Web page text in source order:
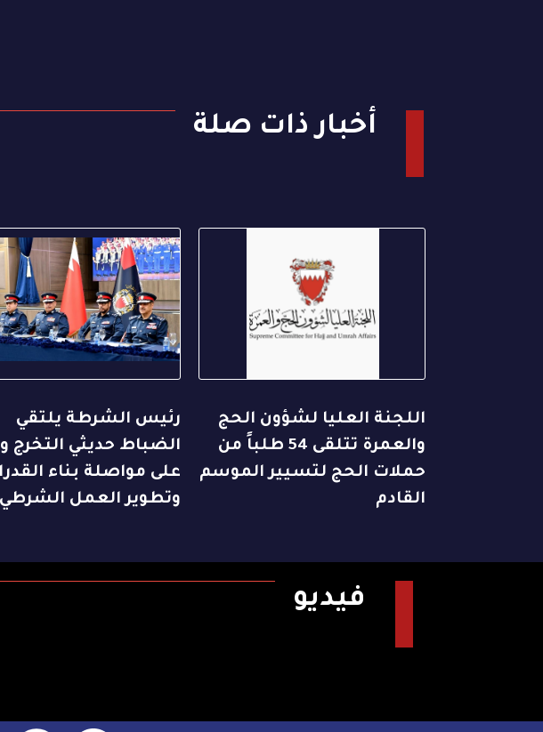
أخبار ذات صلة
اللجنة العليا لشؤون الحج
والعمرة تتلقى 54 طلباً من
حملات الحج لتسيير الموسم
القادم
رئيس الشرطة يلتقي
الضباط حديثي التخرج
على مواصلة بناء
وتطوير العمل الشرطي
فيديو